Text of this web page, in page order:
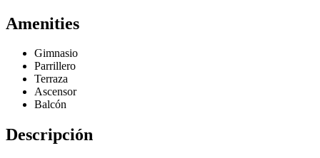
Amenities
Gimnasio
Parrillero
Terraza
Ascensor
Balcón
Descripción